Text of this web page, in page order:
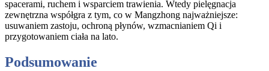
spacerami, ruchem i wsparciem trawienia. Wtedy pielęgnacja
zewnętrzna współgra z tym, co w Mangzhong najważniejsze:
usuwaniem zastoju, ochroną płynów, wzmacnianiem Qi i
przygotowaniem ciała na lato.
Podsumowanie